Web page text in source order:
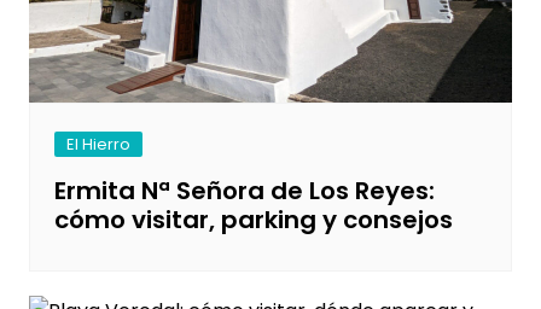
El Hierro
Ermita Nª Señora de Los Reyes:
cómo visitar, parking y consejos